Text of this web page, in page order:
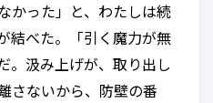
かった」と、わたしは続
結べた。「引く魔力が無
。汲み上げが、取り出し
さないから、防壁の番